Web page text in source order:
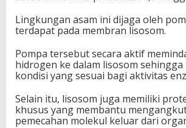
Lingkungan asam ini dijaga oleh
terdapat pada membran lisosom.
Pompa tersebut secara aktif
hidrogen ke dalam lisosom
kondisi yang sesuai bagi aktivitas
Selain itu, lisosom juga memiliki
khusus yang membantu
pemecahan molekul keluar dari